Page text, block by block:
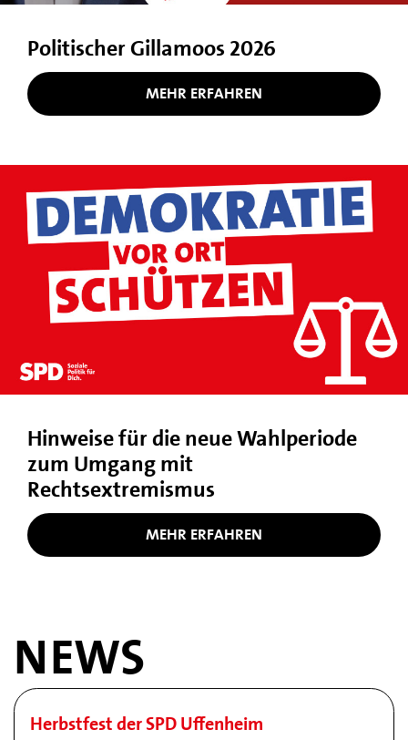
Politischer Gillamoos 2026
MEHR ERFAHREN
Hinweise für die neue Wahlperiode
zum Umgang mit
Rechtsextremismus
MEHR ERFAHREN
NEWS
Herbstfest der SPD Uffenheim